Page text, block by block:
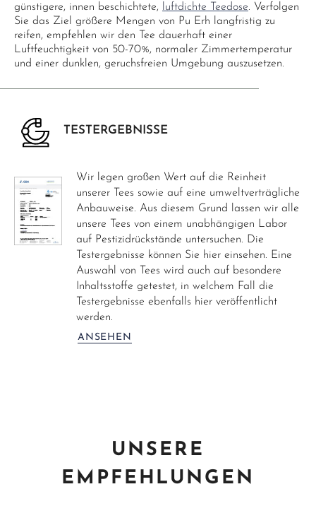
günstigere, innen beschichtete,
luftdichte Teedose. Verfolgen
Sie das Ziel größere Mengen von Pu Erh langfristig zu
reifen, empfehlen wir den Tee dauerhaft einer
Luftfeuchtigkeit von 50-70%, normaler Zimmertemperatur
und einer dunklen, geruchsfreien Umgebung auszusetzen.
TESTERGEBNISSE
Wir legen großen Wert auf die Reinheit
unserer Tees sowie auf eine umweltverträgliche
Anbauweise. Aus diesem Grund lassen wir alle
unsere Tees von einem unabhängigen Labor
auf Pestizidrückstände untersuchen. Die
Testergebnisse können Sie hier einsehen. Eine
Auswahl von Tees wird auch auf besondere
Inhaltsstoffe getestet, in welchem Fall die
Testergebnisse ebenfalls hier veröffentlicht
werden.
ANSEHEN
UNSERE
EMPFEHLUNGEN